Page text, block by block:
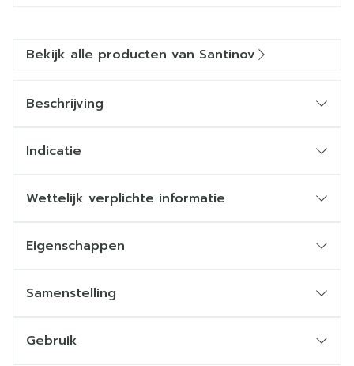
Bekijk alle producten van Santinov
Beschrijving
Indicatie
Wettelijk verplichte informatie
Eigenschappen
Samenstelling
Gebruik